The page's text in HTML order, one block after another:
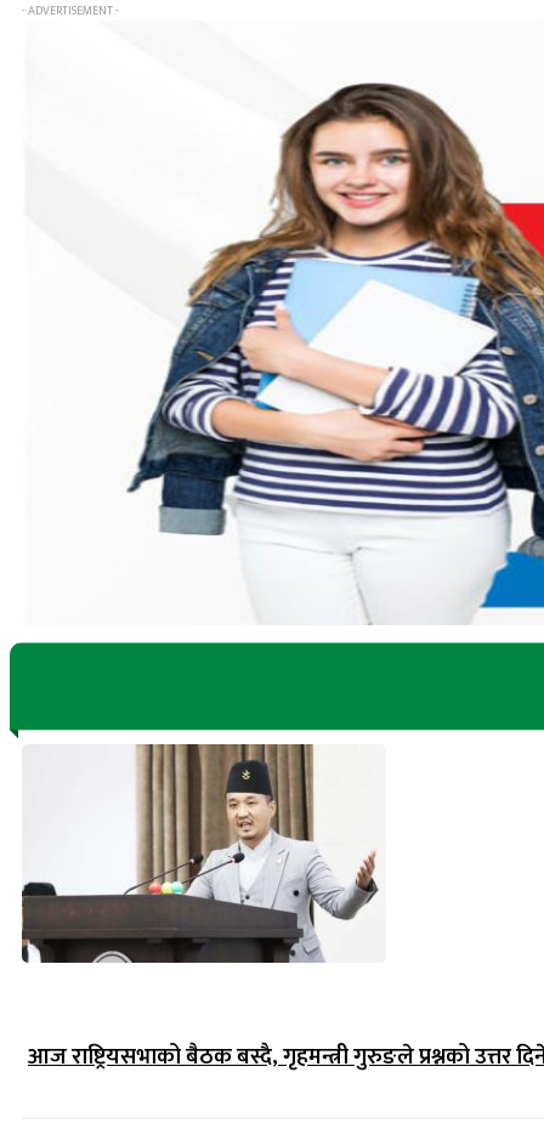
- ADVERTISEMENT -
आज राष्ट्रियसभाको बैठक बस्दै, गृहमन्त्री गुरुङले प्रश्नको उत्तर